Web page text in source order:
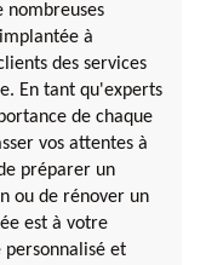
nombreuses
à
des services
En tant qu'experts
de chaque
vos attentes à
préparer un
ou de rénover un
est à votre
et